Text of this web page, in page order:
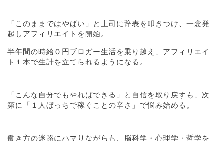
「このままではやばい」と上司に辞表を叩きつけ、一念発
起しアフィリエイトを開始。
半年間の時給０円ブロガー生活を乗り越え、アフィリエイ
ト１本で生計を立てられるようになる。
「こんな自分でもやればできる」と自信を取り戻すも、次
第に「１人ぼっちで稼ぐことの辛さ」で悩み始める。
働き方の迷路にハマりながらも、脳科学・心理学・哲学を